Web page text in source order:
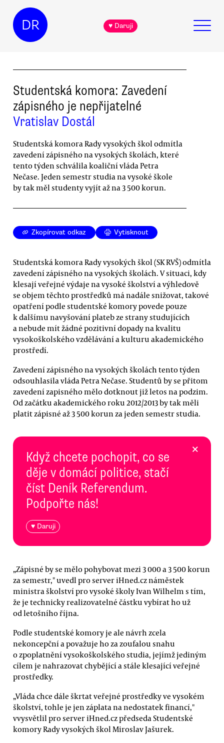
DR ♥ Daruji
Studentská komora: Zavedení
zápisného je nepřijatelné
Vratislav Dostál
Studentská komora Rady vysokých škol odmítla
zavedení zápisného na vysokých školách, které
tento týden schválila koaliční vláda Petra
Nečase. Jeden semestr studia na vysoké škole
by tak měl studenty vyjít až na 3 500 korun.
Zkopírovat odkaz Vytisknout
Studentská komora Rady vysokých škol (SK RVŠ) odmítla
zavedení zápisného na vysokých školách. V situaci, kdy
klesají veřejné výdaje na vysoké školství a výhledově
se objem těchto prostředků má nadále snižovat, takové
opatření podle studentské komory povede pouze
k dalšímu navyšování plateb ze strany studujících
a nebude mít žádné pozitivní dopady na kvalitu
vysokoškolského vzdělávání a kulturu akademického
prostředí.
Zavedení zápisného na vysokých školách tento týden
odsouhlasila vláda Petra Nečase. Studentů by se přitom
zavedení zapisného mělo dotknout již letos na podzim.
Od začátku akademického roku 2012/2013 by tak měli
platit zápisné až 3 500 korun za jeden semestr studia.
Když chcete pochopit, co se
děje v domácí politice, stačí
číst Deník Referendum.
Podpořte nás!
♥ Daruji
×
„Zápisné by se mělo pohybovat mezi 3 000 a 3 500 korun
za semestr," uvedl pro server iHned.cz náměstek
ministra školství pro vysoké školy Ivan Wilhelm s tím,
že je technicky realizovatelné částku vybírat ho už
od letošního října.
Podle studentské komory je ale návrh zcela
nekoncepční a považuje ho za zoufalou snahu
o zpoplatnění vysokoškolského studia, jejímž jediným
cílem je nahrazovat chybějící a stále klesající veřejné
prostředky.
„Vláda chce dále škrtat veřejné prostředky ve vysokém
školství, tohle je jen záplata na nedostatek financí,"
vvysvětlil pro server iHned.cz předseda Studentské
komory Rady vysokých škol Miroslav Jašurek.